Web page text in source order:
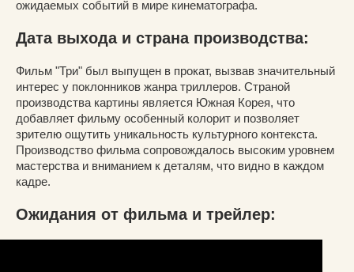
ожидаемых событий в мире кинематографа.
Дата выхода и страна производства:
Фильм "Три" был выпущен в прокат, вызвав значительный
интерес у поклонников жанра триллеров. Страной
производства картины является Южная Корея, что
добавляет фильму особенный колорит и позволяет
зрителю ощутить уникальность культурного контекста.
Производство фильма сопровождалось высоким уровнем
мастерства и вниманием к деталям, что видно в каждом
кадре.
Ожидания от фильма и трейлер: